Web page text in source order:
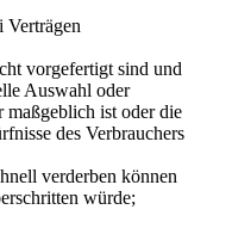
Verträgen
vorgefertigt sind und
Auswahl oder
maßgeblich ist oder die
des Verbrauchers
verderben können
würde;